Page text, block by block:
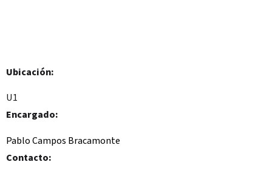
Ubicación:
U1
Encargado:
Pablo Campos Bracamonte
Contacto: